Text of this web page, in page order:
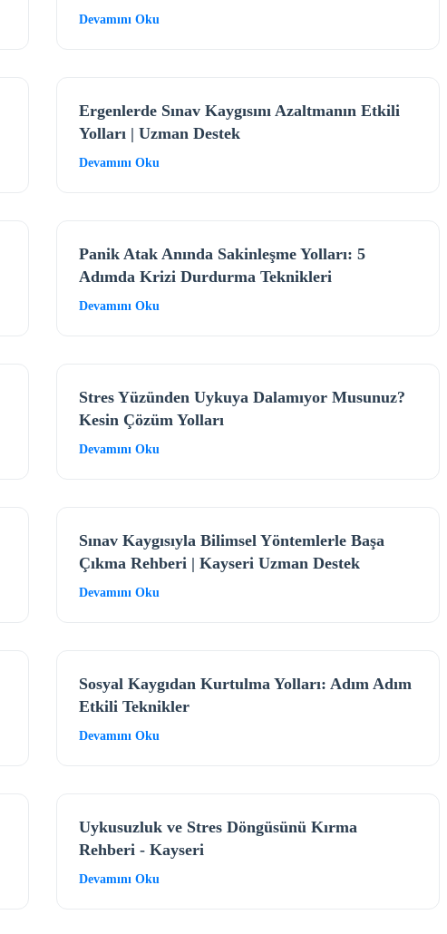
Devamını Oku
Ergenlerde Sınav Kaygısını Azaltmanın Etkili
Yolları | Uzman Destek
Devamını Oku
Panik Atak Anında Sakinleşme Yolları: 5
Adımda Krizi Durdurma Teknikleri
Devamını Oku
Stres Yüzünden Uykuya Dalamıyor Musunuz?
Kesin Çözüm Yolları
Devamını Oku
Sınav Kaygısıyla Bilimsel Yöntemlerle Başa
Çıkma Rehberi | Kayseri Uzman Destek
Devamını Oku
Sosyal Kaygıdan Kurtulma Yolları: Adım Adım
Etkili Teknikler
Devamını Oku
Uykusuzluk ve Stres Döngüsünü Kırma
Rehberi - Kayseri
Devamını Oku